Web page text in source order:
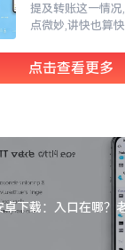
提及转账这一情
点微妙,讲快也算
正常状况下30分
账。可是
点击查看更多
下载：入口在哪？